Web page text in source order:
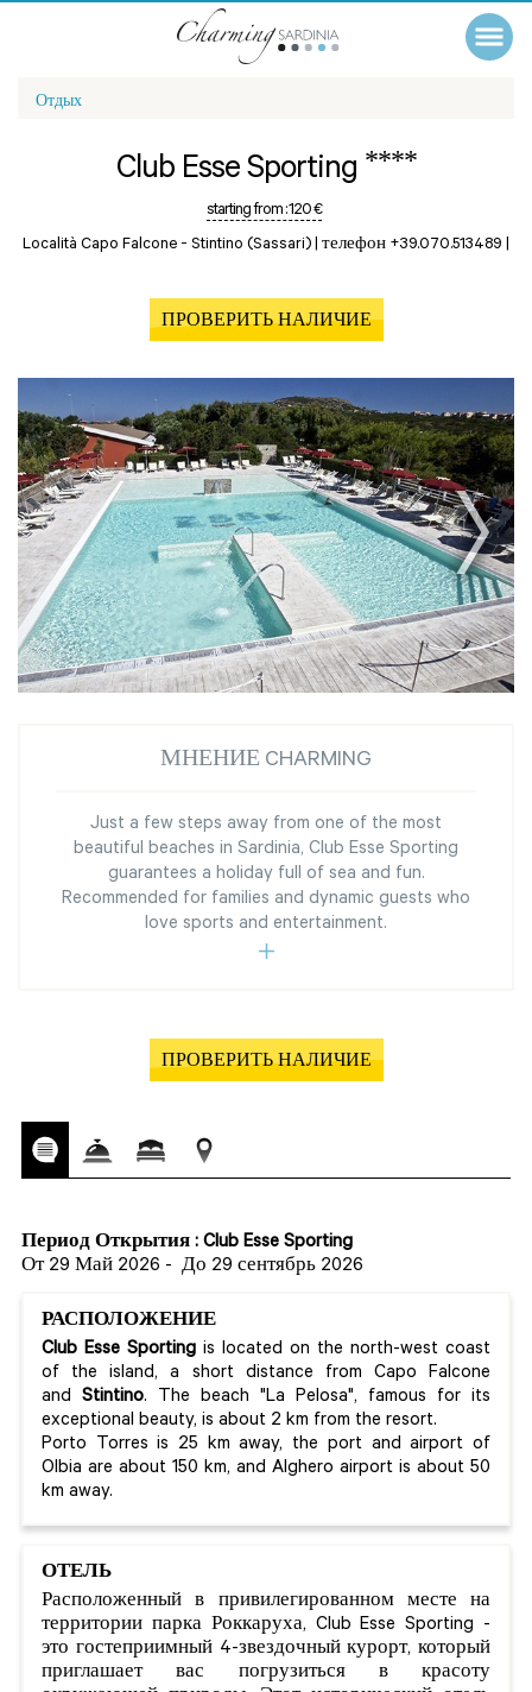
Отдых
Club Esse Sporting ****
starting from :120 €
Località Capo Falcone - Stintino (Sassari) | телефон +39.070.513489 |
ПРОВЕРИТЬ НАЛИЧИЕ
МНЕНИЕ CHARMING
Just a few steps away from one of the most
beautiful beaches in Sardinia, Club Esse Sporting
guarantees a holiday full of sea and fun.
Recommended for families and dynamic guests who
love sports and entertainment.
ПРОВЕРИТЬ НАЛИЧИЕ
Период Открытия : Club Esse Sporting
От 29 Май 2026 - До 29 сентябрь 2026
РАСПОЛОЖЕНИЕ
Club Esse Sporting is located on the north-west coast
of the island, a short distance from Capo Falcone
and Stintino. The beach "La Pelosa", famous for its
exceptional beauty, is about 2 km from the resort.
Porto Torres is 25 km away, the port and airport of
Olbia are about 150 km, and Alghero airport is about 50
km away.
ОТЕЛЬ
Расположенный в привилегированном месте на
территории парка Роккаруха, Club Esse Sporting -
это гостеприимный 4-звездочный курорт, который
приглашает вас погрузиться в красоту